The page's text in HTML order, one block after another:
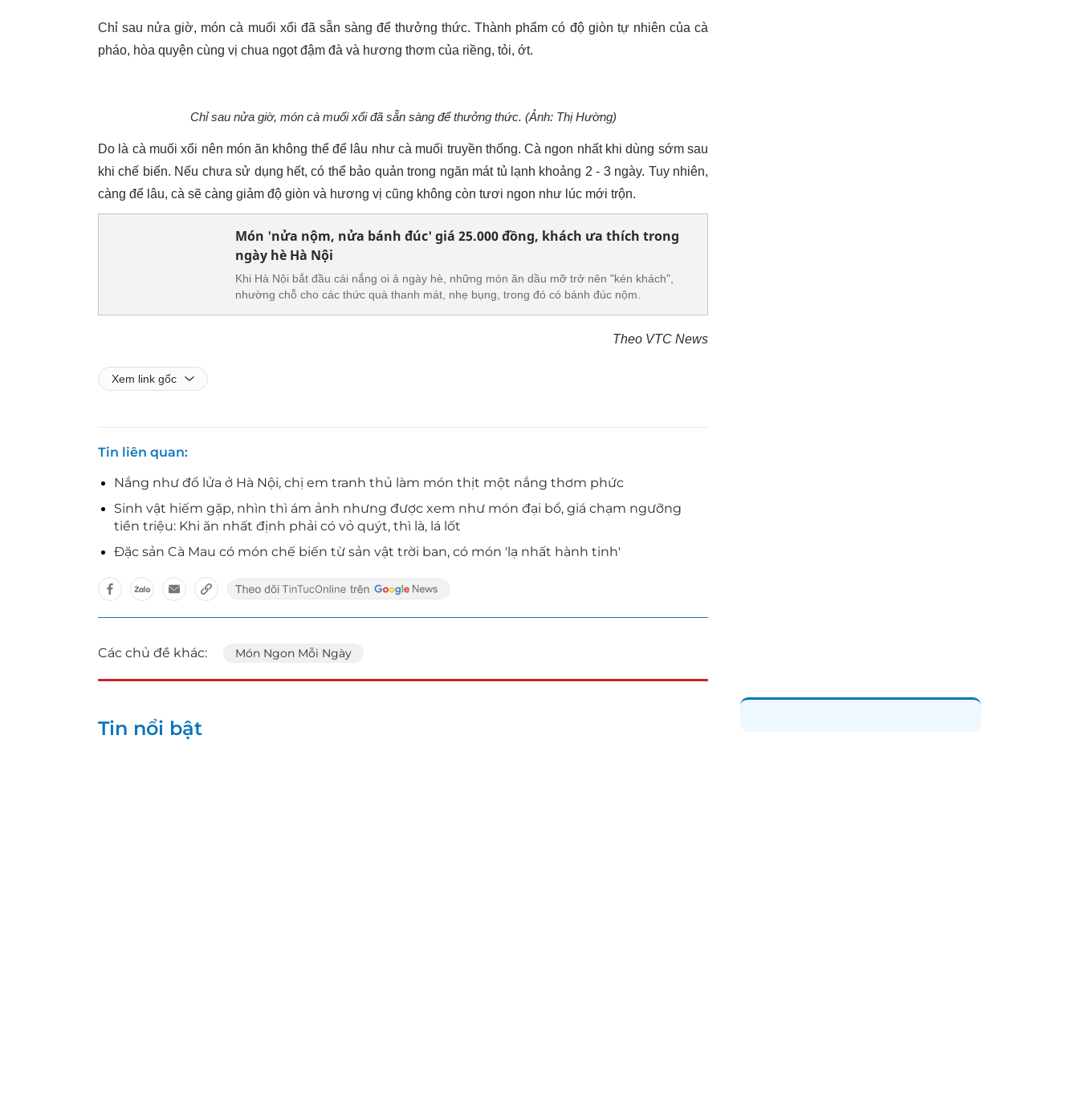
Chỉ sau nửa giờ, món cà muối xổi đã sẵn sàng để thưởng thức. Thành phẩm có độ giòn tự nhiên của cà
pháo, hòa quyện cùng vị chua ngọt đậm đà và hương thơm của riềng, tỏi, ớt.
Chỉ sau nửa giờ, món cà muối xổi đã sẵn sàng để thưởng thức. (Ảnh: Thị Hường)
Do là cà muối xổi nên món ăn không thể để lâu như cà muối truyền thống. Cà ngon nhất khi dùng sớm sau
khi chế biến. Nếu chưa sử dụng hết, có thể bảo quản trong ngăn mát tủ lạnh khoảng 2 - 3 ngày. Tuy nhiên,
càng để lâu, cà sẽ càng giảm độ giòn và hương vị cũng không còn tươi ngon như lúc mới trộn.
Món 'nửa nộm, nửa bánh đúc' giá 25.000 đồng, khách ưa thích trong
ngày hè Hà Nội
Khi Hà Nội bắt đầu cái nắng oi ả ngày hè, những món ăn dầu mỡ trở nên "kén khách",
nhường chỗ cho các thức quà thanh mát, nhẹ bụng, trong đó có bánh đúc nộm.
Theo VTC News
Xem link gốc
Tin liên quan
Nắng như đổ lửa ở Hà Nội, chị em tranh thủ làm món thịt một nắng thơm phức
Sinh vật hiếm gặp, nhìn thì ám ảnh nhưng được xem như món đại bổ, giá chạm ngưỡng
tiền triệu: Khi ăn nhất định phải có vỏ quýt, thì là, lá lốt
Đặc sản Cà Mau có món chế biến từ sản vật trời ban, có món 'lạ nhất hành tinh'
Các chủ đề khác: Món Ngon Mỗi Ngày
Tin nổi bật